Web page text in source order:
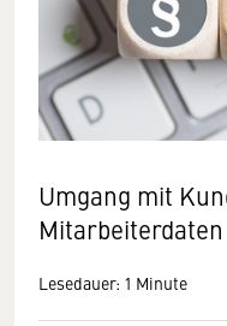
Umgang mit
Mitarbeiterdaten
Lesedauer: 1 Minute